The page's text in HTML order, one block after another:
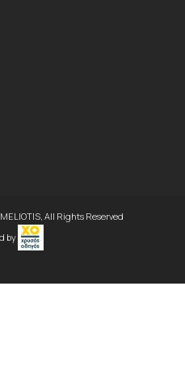
All Rights Reserved
by